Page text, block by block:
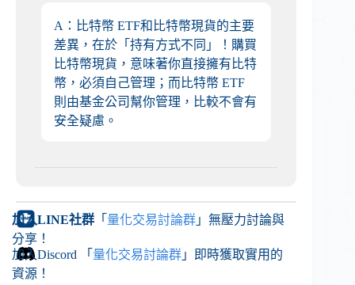
A：比特幣 ETF和比特幣現貨的主要
差異，在於「持有方式不同」！購買
比特幣現貨，意味著你直接擁有比特
幣，必須自己管理；而比特幣 ETF
則由基金公司幫你管理，比較不會有
安全疑慮。
加入LINE社群 「 量化交易討論群 」無壓力討論與
分享！
加入Discord 「 量化交易討論群 」即時獲取實用的
資源！